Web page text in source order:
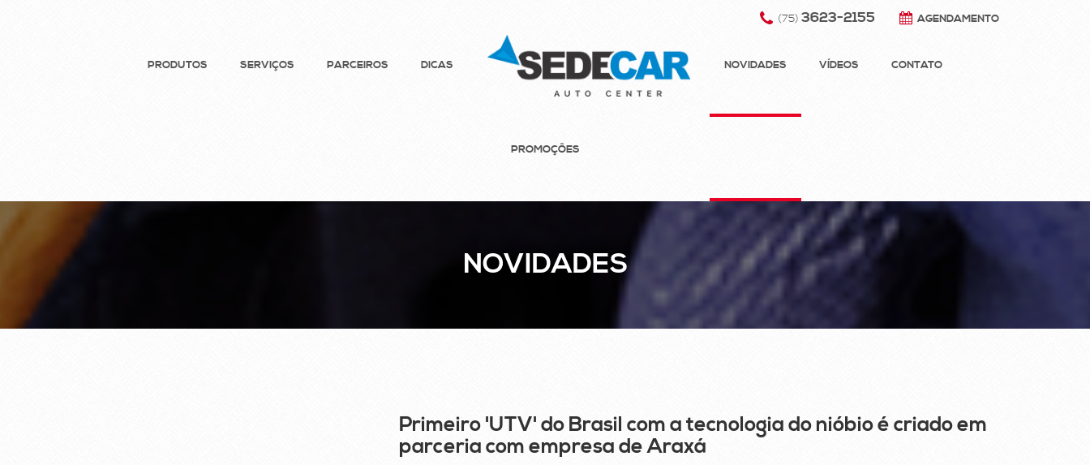
(75) 3623-2155 AGENDAMENTO
PRODUTOS SERVIÇOS PARCEIROS DICAS NOVIDADES VÍDEOS CONTATO
PROMOÇÕES
NOVIDADES
Primeiro 'UTV' do Brasil com a tecnologia do nióbio é criado em
parceria com empresa de Araxá